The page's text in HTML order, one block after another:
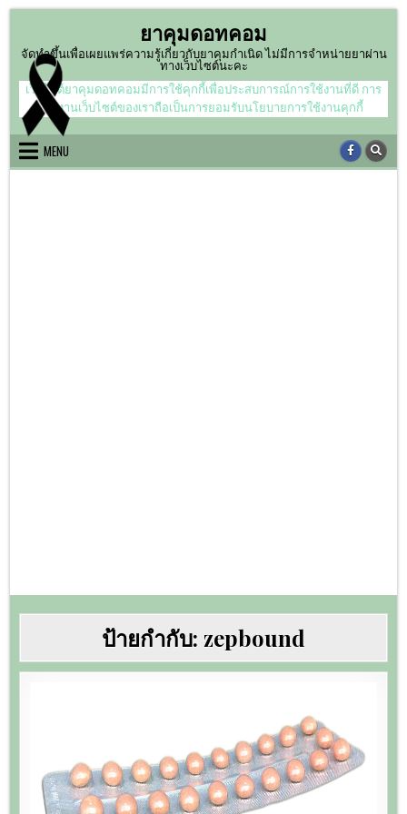
content
ยาคุมดอทคอม
จัดทำขึ้นเพื่อเผยแพร่ความรู้เกี่ยวกับยาคุมกำเนิด ไม่มีการจำหน่ายยาผ่าน
ทางเว็บไซต์นะคะ
เว็บไซต์ยาคุมดอทคอมมีการใช้คุกกี้เพื่อประสบการณ์การใช้งานที่ดี การ
ใช้งานเว็บไซต์ของเราถือเป็นการยอมรับนโยบายการใช้งานคุกกี้
MENU
ป้ายกำกับ: zepbound